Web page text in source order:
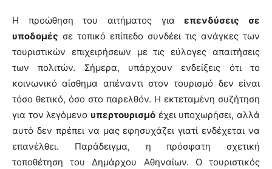
Η προώθηση του αιτήματος γιαεπενδύσεις σε
υποδομές σε τοπικό επίπεδο συνδέει τις ανάγκες των
τουριστικών επιχειρήσεων με τις εύλογες απαιτήσεις
των πολιτών. Σήμερα, υπάρχουν ενδείξεις ότι το
κοινωνικό αίσθημα απέναντι στον τουρισμό δεν είναι
τόσο θετικό, όσο στο παρελθόν. Η εκτεταμένη συζήτηση
για τον λεγόμενο υπερτουρισμό έχει υποχωρήσει, αλλά
αυτό δεν πρέπει να μας εφησυχάζει γιατί ενδέχεται να
επανέλθει. Παράδειγμα, η πρόσφατη σχετική
τοποθέτηση του Δημάρχου Αθηναίων. Ο τουριστικός